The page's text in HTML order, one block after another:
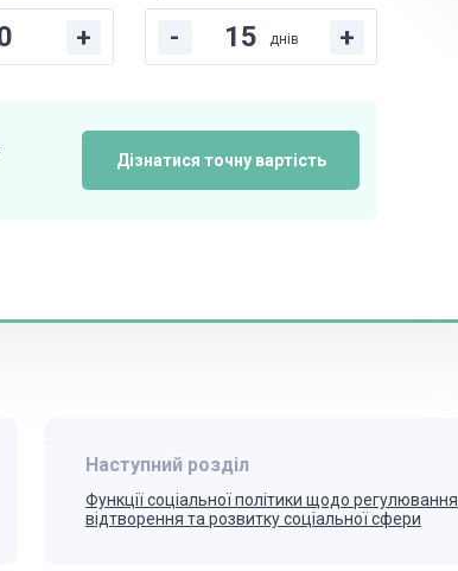
+ - днів +
Дізнатися точну вартість
Наступний розділ
Функції соціальної політики щодо регулювання
відтворення та розвитку соціальної сфери